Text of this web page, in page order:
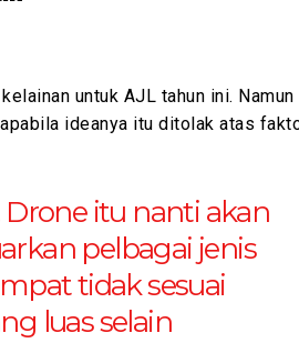
untuk AJL tahun ini. Namun
ideanya itu ditolak atas
Drone itu nanti akan
pelbagai jenis
tidak sesuai
luas selain